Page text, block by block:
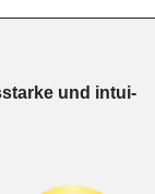
und in­tui­